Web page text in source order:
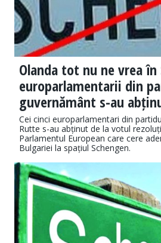
Olanda tot nu ne vrea în
europarlamentarii din
guvernământ s-au
Cei cinci europarlamentari din
Rutte s-au abținut de la votul
Parlamentul European care cere
Bulgariei la spațiul Schengen.